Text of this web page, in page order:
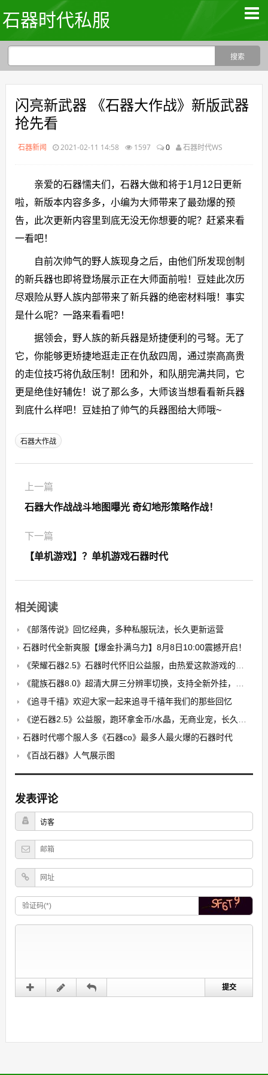
石器时代私服
闪亮新武器 《石器大作战》新版武器
抢先看
石器新闻 2021-02-11 14:58 1597 0 石器时代WS
亲爱的石器懦夫们，石器大做和将于1月12日更新
啦，新版本内容多多，小编为大师带来了最劲爆的预
告，此次更新内容里到底无没无你想要的呢？赶紧来看
一看吧！
自前次帅气的野人族现身之后，由他们所发现创制
的新兵器也即将登场展示正在大师面前啦！豆娃此次历
尽艰险从野人族内部带来了新兵器的绝密材料哦！事实
是什么呢？一路来看看吧！
据领会，野人族的新兵器是矫捷便利的弓弩。无了
它，你能够更矫捷地逛走正在仇敌四周，通过崇高高贵
的走位技巧将仇敌压制！团和外，和队朋完满共同，它
更是绝佳好辅佐！说了那么多，大师该当想看看新兵器
到底什么样吧！豆娃拍了帅气的兵器图给大师哦~
石器大作战
上一篇
石器大作战战斗地图曝光 奇幻地形策略作战！
下一篇
【单机游戏】？单机游戏石器时代
相关阅读
《部落传说》回忆经典，多种私服玩法，长久更新运营
石器时代全新爽服【爆金扑满乌力】8月8日10:00震撼开启！​
《荣耀石器2.5》石器时代怀旧公益服，由热爱这款游戏的玩家自发搭建的公益养老PK服
《龍族石器8.0》超清大屏三分辨率切换，支持全新外挂，无卡顿，无花屏，限7开
《追寻千禧》欢迎大家一起来追寻千禧年我们的那些回忆
《逆石器2.5》公益服，跑环拿金币/水晶，无商业宠，长久稳定
石器时代哪个服人多《石器co》最多人最火爆的石器时代
《百战石器》人气展示图
发表评论